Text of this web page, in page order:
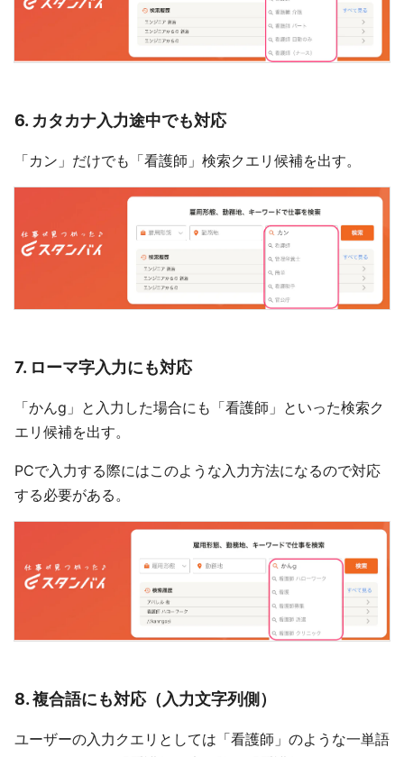
6. カタカナ入力途中でも対応
「カン」だけでも「看護師」検索クエリ候補を出す。
7. ローマ字入力にも対応
「かんg」と入力した場合にも「看護師」といった検索ク
エリ候補を出す。
PCで入力する際にはこのような入力方法になるので対応
する必要がある。
8. 複合語にも対応（入力文字列側）
ユーザーの入力クエリとしては「看護師」のような一単語